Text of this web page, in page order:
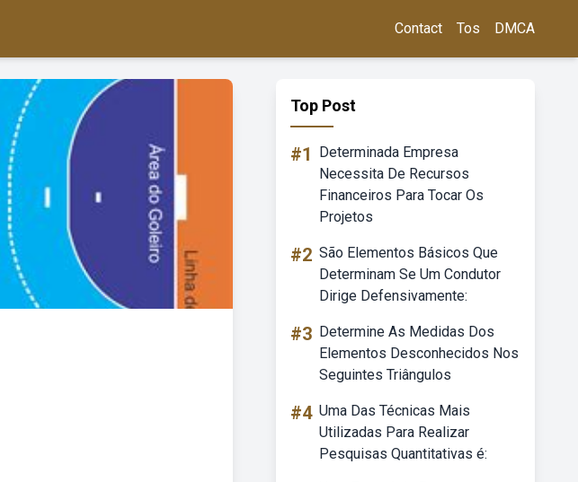
Contact Tos DMCA
Top Post
#1
Determinada Empresa
Necessita De Recursos
Financeiros Para Tocar Os
Projetos
#2 São Elementos Básicos Que
Determinam Se Um Condutor
Dirige Defensivamente:
#3 Determine As Medidas Dos
Elementos Desconhecidos Nos
Seguintes Triângulos
#4 Uma Das Técnicas Mais
Utilizadas Para Realizar
Pesquisas Quantitativas é: